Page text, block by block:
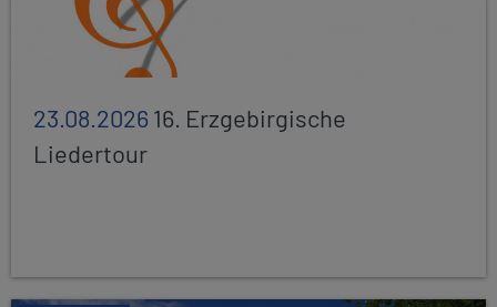
23.08.202616. Erzgebirgische
Liedertour